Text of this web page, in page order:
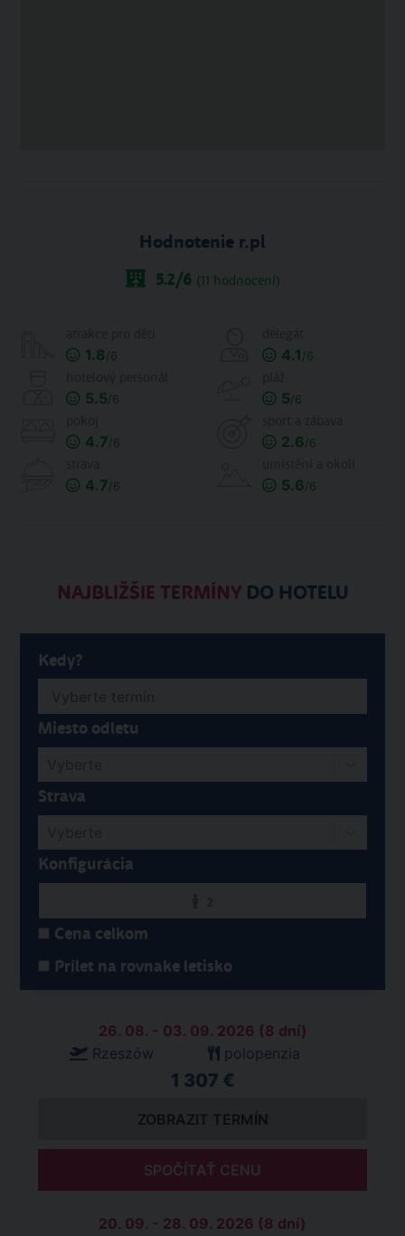
Hodnotenie r.pl
5.2/6 (11 hodnocení)
1.8/6 4.1 /6
5.5/6 5/6
4.7/6 2.6/6
4.7/6 5.6/6
NAJBLIŽŠIE TERMÍNYDO HOTELU
Kedy?
Miesto odletu
Strava
Konfigurácia
Cena celkom
Prílet na rovnake letisko
26. 08. - 03. 09. 2026 (8 dní)
Rzeszów
polopenzia
1 307 €
ZOBRAZIT TERMÍN
SPOČÍTAŤ CENU
20. 09. - 28. 09. 2026 (8 dní)